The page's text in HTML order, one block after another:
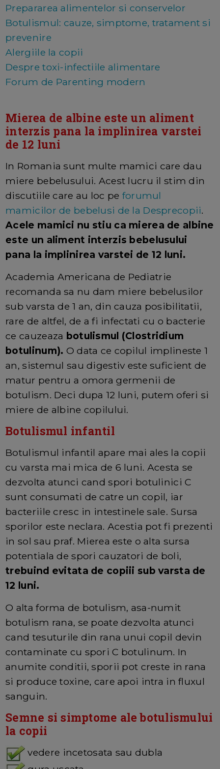
Prepararea alimentelor si conservelor
Botulismul: cauze, simptome, tratament si
prevenire
Alergiile la copii
Despre toxi-infectiile alimentare
Forum de Parenting modern
Mierea de albine este un aliment
interzis pana la implinirea varstei
de 12 luni
In Romania sunt multe mamici care dau
miere bebelusului. Acest lucru il stim din
discutiile care au loc pe forumul
mamicilor de bebelusi de la Desprecopii.
Acele mamici nu stiu ca mierea de albine
este un aliment interzis bebelusului
pana la implinirea varstei de 12 luni.
Academia Americana de Pediatrie
recomanda sa nu dam miere bebelusilor
sub varsta de 1 an, din cauza posibilitatii,
rare de altfel, de a fi infectati cu o bacterie
ce cauzeaza botulismul (Clostridium
botulinum). O data ce copilul implineste 1
an, sistemul sau digestiv este suficient de
matur pentru a omora germenii de
botulism. Deci dupa 12 luni, putem oferi si
miere de albine copilului.
Botulismul infantil
Botulismul infantil apare mai ales la copii
cu varsta mai mica de 6 luni. Acesta se
dezvolta atunci cand spori botulinici C
sunt consumati de catre un copil, iar
bacteriile cresc in intestinele sale. Sursa
sporilor este neclara. Acestia pot fi prezenti
in sol sau praf. Mierea este o alta sursa
potentiala de spori cauzatori de boli,
trebuind evitata de copiii sub varsta de
12 luni.
O alta forma de botulism, asa-numit
botulism rana, se poate dezvolta atunci
cand tesuturile din rana unui copil devin
contaminate cu spori C botulinum. In
anumite conditii, sporii pot creste in rana
si produce toxine, care apoi intra in fluxul
sanguin.
Semne si simptome ale botulismului
la copii
vedere incetosata sau dubla